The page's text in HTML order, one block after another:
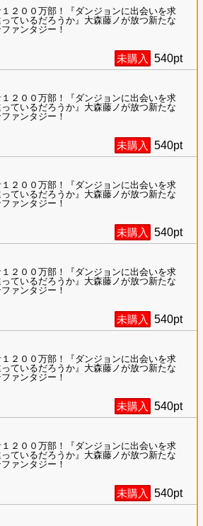
２００万部！『ダンジョンに出会いを求
ているだろうか』大森藤ノが放つ新たな
ァンタジー！
未購入 540pt
２００万部！『ダンジョンに出会いを求
ているだろうか』大森藤ノが放つ新たな
ァンタジー！
未購入 540pt
２００万部！『ダンジョンに出会いを求
ているだろうか』大森藤ノが放つ新たな
ァンタジー！
未購入 540pt
２００万部！『ダンジョンに出会いを求
ているだろうか』大森藤ノが放つ新たな
ァンタジー！
未購入 540pt
２００万部！『ダンジョンに出会いを求
ているだろうか』大森藤ノが放つ新たな
ァンタジー！
未購入 540pt
２００万部！『ダンジョンに出会いを求
ているだろうか』大森藤ノが放つ新たな
ァンタジー！
未購入 540pt